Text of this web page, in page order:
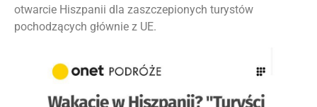
otwarcie Hiszpanii dla zaszczepionych turystów
pochodzących głównie z UE.